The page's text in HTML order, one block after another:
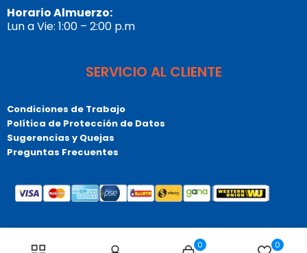
0 0
Horario Almuerzo:
Lun a Vie: 1:00 – 2:00 p.m
SERVICIO AL CLIENTE
Condiciones de Trabajo
Política de Protección de Datos
Sugerencias y Quejas
Preguntas Frecuentes
reservados. Bogotá – Colombia – Sur América.